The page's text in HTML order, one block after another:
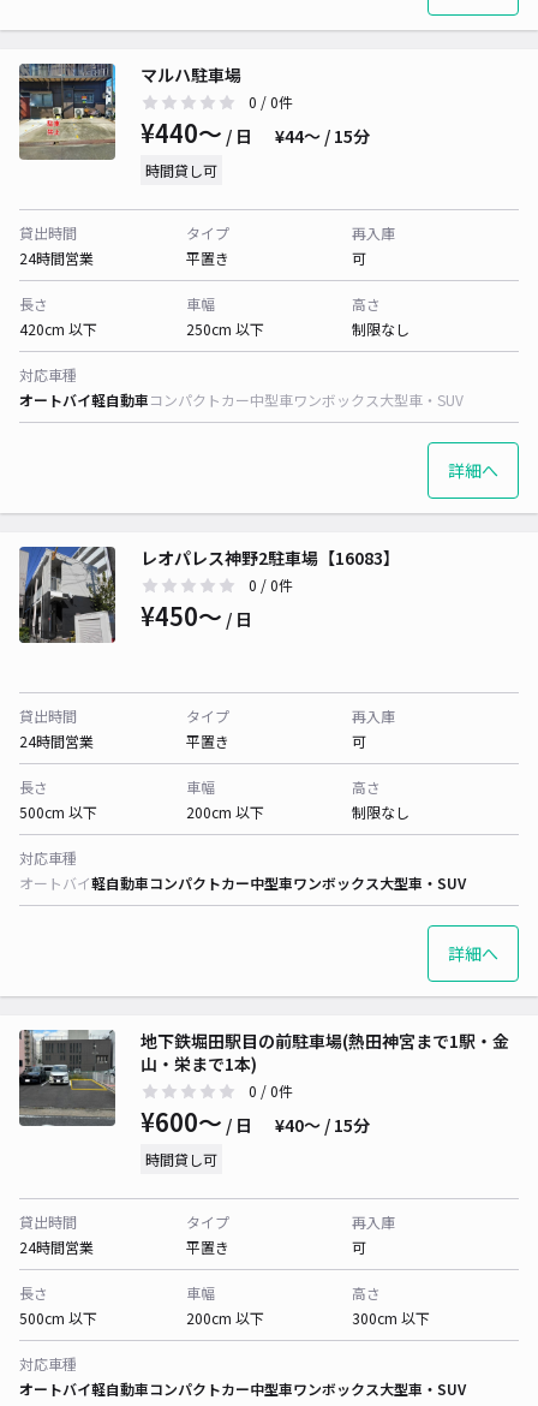
マルハ駐車場
0 / 0件
¥440〜 / 日 ¥44〜 / 15分
時間貸し可
貸出時間
24時間営業
タイプ
平置き
再入庫
可
長さ
420cm 以下
車幅
250cm 以下
高さ
制限なし
対応車種
オートバイ軽自動車コンパクトカー中型車ワンボックス大型車・SUV
詳細へ
レオパレス神野2駐車場【16083】
0 / 0件
¥450〜 / 日
貸出時間
24時間営業
タイプ
平置き
再入庫
可
長さ
500cm 以下
車幅
200cm 以下
高さ
制限なし
対応車種
オートバイ軽自動車コンパクトカー中型車ワンボックス大型車・SUV
詳細へ
地下鉄堀田駅目の前駐車場(熱田神宮まで1駅・金
山・栄まで1本)
0 / 0件
¥600〜 / 日 ¥40〜 / 15分
時間貸し可
貸出時間
24時間営業
タイプ
平置き
再入庫
可
長さ
500cm 以下
車幅
200cm 以下
高さ
300cm 以下
対応車種
オートバイ軽自動車コンパクトカー中型車ワンボックス大型車・SUV